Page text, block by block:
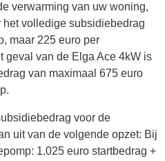
verwarming van uw woning,
volledige subsidiebedrag
maar 225 euro per
geval van de Elga Ace 4kW is
van maximaal 675 euro
voor de
uit van de volgende opzet: Bij
1.025 euro startbedrag +